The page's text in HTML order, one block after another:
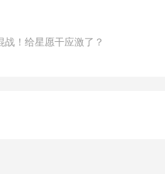
！给星愿干应激了？